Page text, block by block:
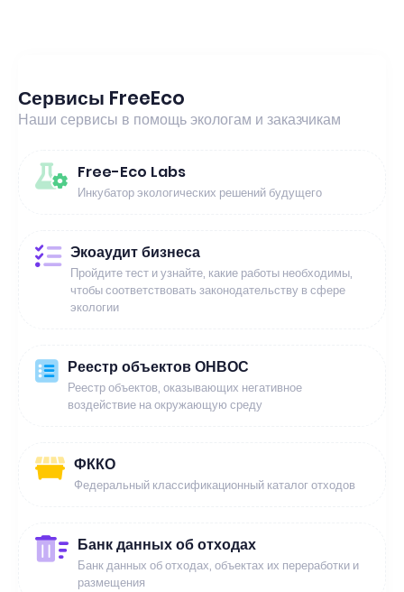
Сервисы FreeEco
Наши сервисы в помощь экологам и заказчикам
Free-Eco Labs
Инкубатор экологических решений будущего
Экоаудит бизнеса
Пройдите тест и узнайте, какие работы необходимы,
чтобы соответствовать законодательству в сфере
экологии
Реестр объектов ОНВОС
Реестр объектов, оказывающих негативное
воздействие на окружающую среду
ФККО
Федеральный классификационный каталог отходов
Банк данных об отходах
Банк данных об отходах, объектах их переработки и
размещения